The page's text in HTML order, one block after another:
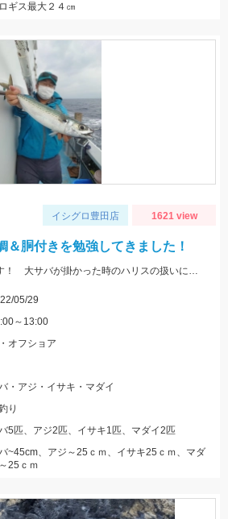
ギス最大２４㎝
イシグロ豊田店 1621 view
胴付きを勉強してきました！
様々な魚が釣れて楽しめます！ 大サバが掛かった時のハリスの扱いにはご用心！
05/29
～13:00
オフショア
・アジ・イサキ・マダイ
り
5匹、アジ2匹、イサキ1匹、マダイ2匹
~45cm、アジ～25ｃｍ、イサキ25ｃｍ、マダ
25ｃｍ